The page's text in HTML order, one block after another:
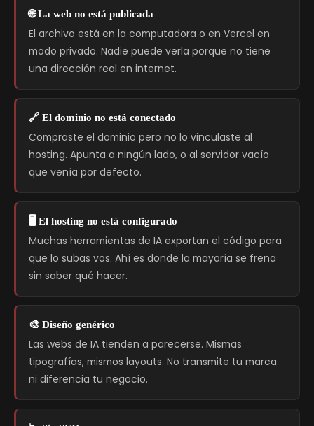
🌐 La web no está publicada
El archivo está en la computadora o en Vercel en
modo privado. Nadie puede verla porque no tiene
una dirección real en internet.
🔗 El dominio no está conectado
Compraste el dominio pero no lo vinculaste al
hosting. Apunta a ningún lado, o al servidor vacío
que venía por defecto.
🖥️ El hosting no está configurado
Muchas herramientas de IA exportan el código para
que lo subas vos. Ahí es donde la mayoría se frena
sin saber qué hacer.
🎨 Diseño genérico
Las webs de IA tienden a parecerse. Mismas
tipografías, mismos layouts. No transmite tu marca
ni diferencia tu negocio.